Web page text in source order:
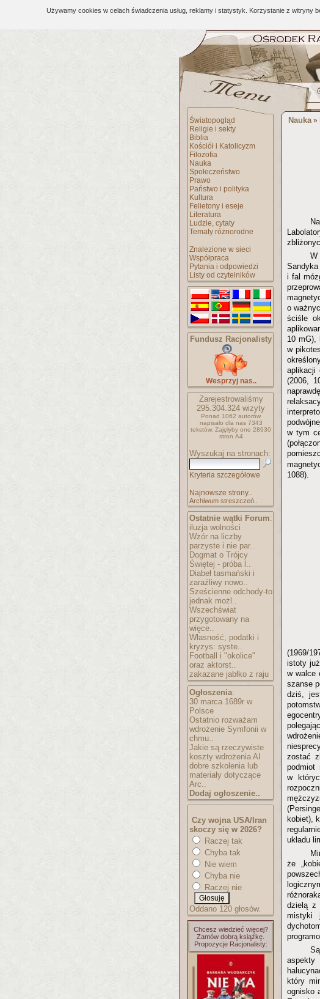
Używamy cookies w celach świadczenia usług, reklamy i statystyk. Korzystanie z witryny
Światopogląd
Religie i sekty
Biblia
Kościół i Katolicyzm
Filozofia
Nauka
Społeczeństwo
Prawo
Państwo i polityka
Kultura
Felietony i eseje
Literatura
Ludzie, cytaty
Tematy różnorodne
Znalezione w sieci
Współpraca
Pytania i odpowiedzi
Listy od czytelników
Fundusz Racjonalisty
Wesprzyj nas..
Zarejestrowaliśmy
295.304.324 wizyty
Ponad 1062 autorów
napisało dla nas 7343
tekstów. Zajęłyby one 28930
stron A4
Wyszukaj na stronach:
Kryteria szczegółowe
Najnowsze strony..
Archiwum streszczeń..
Ostatnie wątki Forum:
iluzja wolności
Wzór na liczby
parzyste i nie par..
Dogmat o Trójcy
Świętej - próba l..
Diabeł tasmański i
zaraźliwy nowo..
Sześcienne odchody-to
jednak możl..
Wszechświat
przygotowany na
więce..
Własność, podatki i
kryzys: syste..
Football i "okolice"
oraz aktorst..
zakazane jabłko z raju
Ogłoszenia:
30 marca 1689r w
Polsce
Ostatnio rozważam
wdrożenie Symfonii w
chmu..
Jakie są rzeczywiste
koszty wdrożenia AI
dobre szkolenia lub
materiały dotyczące
Arc..
Dodaj ogłoszenie..
Czy wojna USA/Iran
skoczy się w 2026?
Raczej tak
Chyba tak
Nie wiem
Chyba nie
Raczej nie
Oddano 120 głosów.
Chcesz wiedzieć więcej?
Zamów dobrą książkę.
Propozycje Racjonalisty:
Nauka»
W
i fal
o
ściśle
10 mG),
w
aplikacji
(2006,
w tym
1088).
(1969/
istoty
w walce
szanse
dziś,
zostać
podmiot
w
kobiet),
układu
że
dzielą z
mistyki
aspekty
który
ognisko